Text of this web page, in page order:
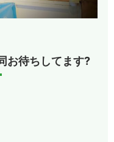
お待ちしてます?